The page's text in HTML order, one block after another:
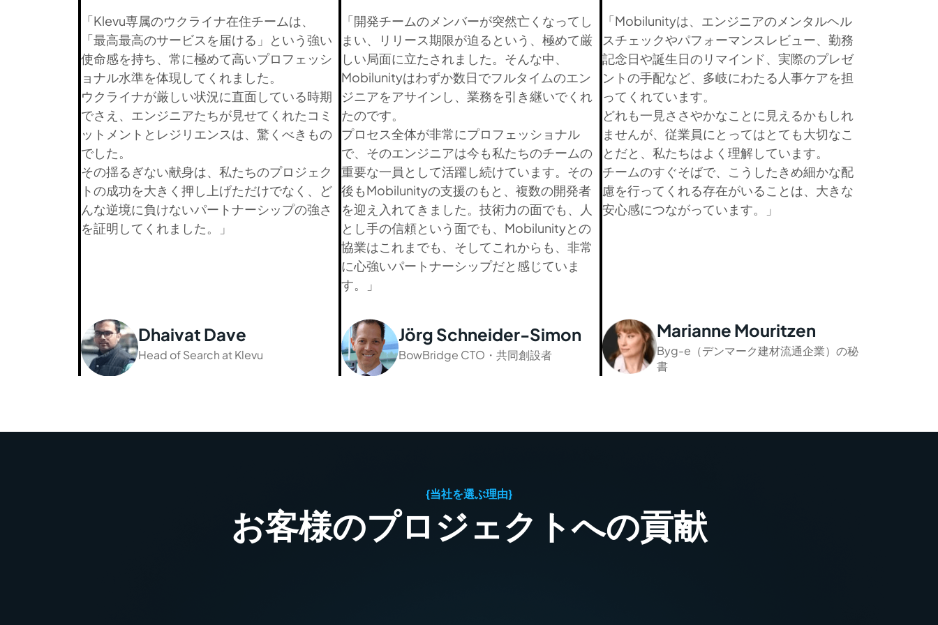
「Klevu専属のウクライナ在住チームは、
「最高最高のサービスを届ける」という強い
使命感を持ち、常に極めて高いプロフェッシ
ョナル水準を体現してくれました。
ウクライナが厳しい状況に直面している時期
でさえ、エンジニアたちが見せてくれたコミ
ットメントとレジリエンスは、驚くべきもの
でした。
その揺るぎない献身は、私たちのプロジェク
トの成功を大きく押し上げただけでなく、ど
んな逆境に負けないパートナーシップの強さ
を証明してくれました。」
Dhaivat Dave
Head of Search at Klevu
「開発チームのメンバーが突然亡くなってし
まい、リリース期限が迫るという、極めて厳
しい局面に立たされました。そんな中、
Mobilunityはわずか数日でフルタイムのエン
ジニアをアサインし、業務を引き継いでくれ
たのです。
プロセス全体が非常にプロフェッショナル
で、そのエンジニアは今も私たちのチームの
重要な一員として活躍し続けています。その
後もMobilunityの支援のもと、複数の開発者
を迎え入れてきました。技術力の面でも、人
とし手の信頼という面でも、Mobilunityとの
協業はこれまでも、そしてこれからも、非常
に心強いパートナーシップだと感じていま
す。」
Jörg Schneider-Simon
BowBridge CTO・共同創設者
「Mobilunityは、エンジニアのメンタルヘル
スチェックやパフォーマンスレビュー、勤務
記念日や誕生日のリマインド、実際のプレゼ
ントの手配など、多岐にわたる人事ケアを担
ってくれています。
どれも一見ささやかなことに見えるかもしれ
ませんが、従業員にとってはとても大切なこ
とだと、私たちはよく理解しています。
チームのすぐそばで、こうしたきめ細かな配
慮を行ってくれる存在がいることは、大きな
安心感につながっています。」
Marianne Mouritzen
Byg-e（デンマーク建材流通企業）の秘
書
{当社を選ぶ理由}
お客様のプロジェクトへの貢献